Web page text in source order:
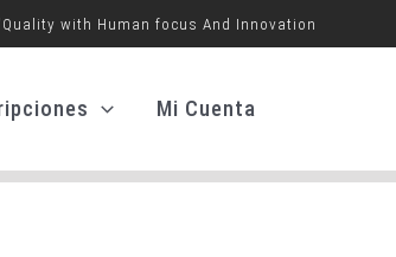
with Human focus And Innovation
Mi Cuenta